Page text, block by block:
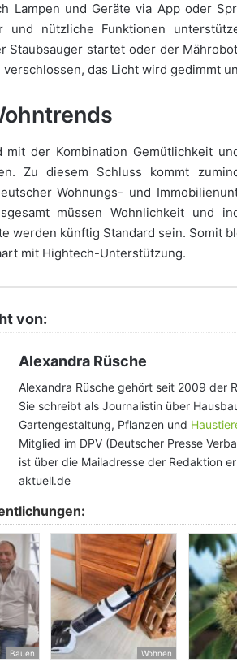
Lampen und Geräte via App oder
und nützliche Funktionen
Staubsauger startet oder der
das Licht wird gedimmt
mit der Kombination Gemütlichkeit
Zu diesem Schluss kommt
Wohnungs- und
müssen Wohnlichkeit und
werden künftig Standard sein. Somit
mit Hightech-Unterstützung.
von:
Alexandra Rüsche
Alexandra Rüsche gehört seit 2009 der
Sie schreibt als Journalistin über
Gartengestaltung, Pflanzen und
Mitglied im DPV (Deutscher Presse
ist über die Mailadresse der Redaktion
aktuell.de
Bauen
Wohnen